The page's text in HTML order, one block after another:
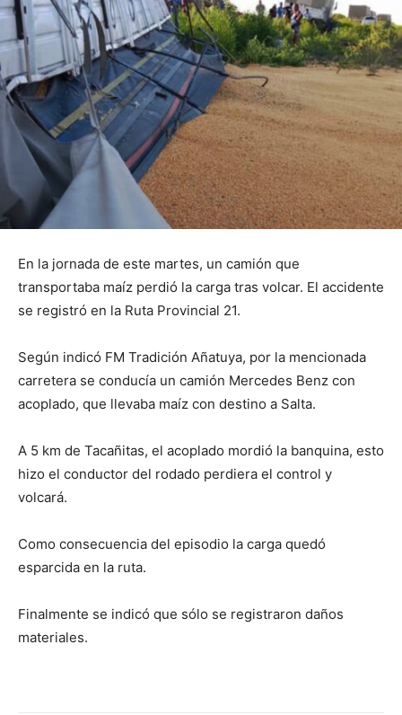
En la jornada de este martes, un camión que
transportaba maíz perdió la carga tras volcar. El accidente
se registró en la Ruta Provincial 21.
Según indicó FM Tradición Añatuya, por la mencionada
carretera se conducía un camión Mercedes Benz con
acoplado, que llevaba maíz con destino a Salta.
A 5 km de Tacañitas, el acoplado mordió la banquina, esto
hizo el conductor del rodado perdiera el control y
volcará.
Como consecuencia del episodio la carga quedó
esparcida en la ruta.
Finalmente se indicó que sólo se registraron daños
materiales.